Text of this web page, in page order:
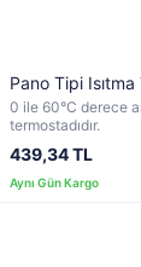
Pano Tipi
0 ile 60°C derece
termostadıdır.
439,34 TL